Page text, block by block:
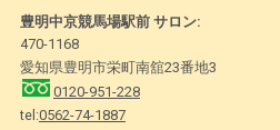
豊明中京競馬場駅前 サロン:
470-1168
愛知県豊明市栄町南舘23番地3
0120-951-228
tel:0562-74-1887